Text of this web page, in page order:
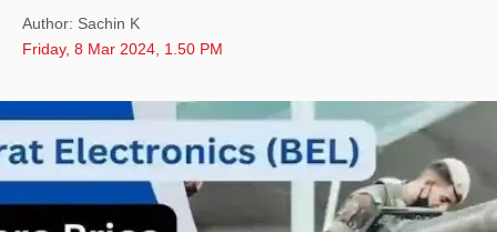
Author: Sachin K
Friday, 8 Mar 2024, 1.50 PM